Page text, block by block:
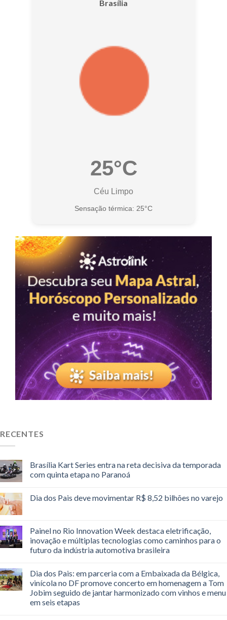
Brasília
25°C
Céu Limpo
Sensação térmica: 25°C
RECENTES
Brasília Kart Series entra na reta decisiva da temporada
com quinta etapa no Paranoá
Dia dos Pais deve movimentar R$ 8,52 bilhões no varejo
Painel no Rio Innovation Week destaca eletrificação,
inovação e múltiplas tecnologias como caminhos para o
futuro da indústria automotiva brasileira
Dia dos Pais: em parceria com a Embaixada da Bélgica,
vinícola no DF promove concerto em homenagem a Tom
Jobim seguido de jantar harmonizado com vinhos e menu
em seis etapas